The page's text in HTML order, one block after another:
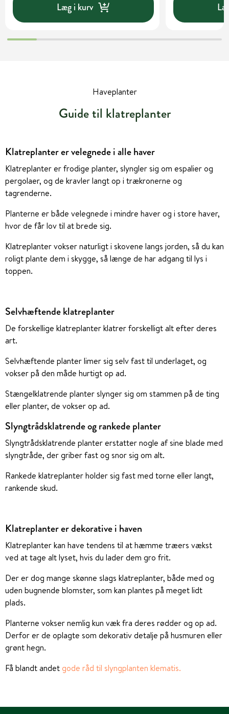
Læg i kurv
Haveplanter
Guide til klatreplanter
Klatreplanter er velegnede i alle haver
Klatreplanter er frodige planter, slyngler sig om espalier og
pergolaer, og de kravler langt op i trækronerne og
tagrenderne.
Planterne er både velegnede i mindre haver og i store haver,
hvor de får lov til at brede sig.
Klatreplanter vokser naturligt i skovene langs jorden, så du kan
roligt plante dem i skygge, så længe de har adgang til lys i
toppen.
Selvhæftende klatreplanter
De forskellige klatreplanter klatrer forskelligt alt efter deres
art.
Selvhæftende planter limer sig selv fast til underlaget, og
vokser på den måde hurtigt op ad.
Stængelklatrende planter slynger sig om stammen på de ting
eller planter, de vokser op ad.
Slyngtrådsklatrende og rankede planter
Slyngtrådsklatrende planter erstatter nogle af sine blade med
slyngtråde, der griber fast og snor sig om alt.
Rankede klatreplanter holder sig fast med torne eller langt,
rankende skud.
Klatreplanter er dekorative i haven
Klatreplanter kan have tendens til at hæmme træers vækst
ved at tage alt lyset, hvis du lader dem gro frit.
Der er dog mange skønne slags klatreplanter, både med og
uden bugnende blomster, som kan plantes på meget lidt
plads.
Planterne vokser nemlig kun væk fra deres rødder og op ad.
Derfor er de oplagte som dekorativ detalje på husmuren eller
grønt hegn.
Få blandt andet gode råd til slyngplanten klematis.